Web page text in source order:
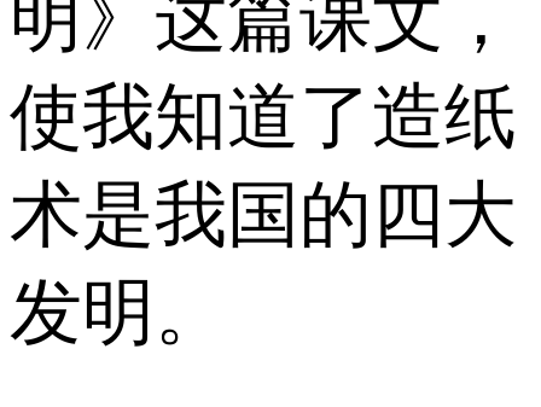
明》这篇课文，
使我知道了造纸
术是我国的四大
发明。